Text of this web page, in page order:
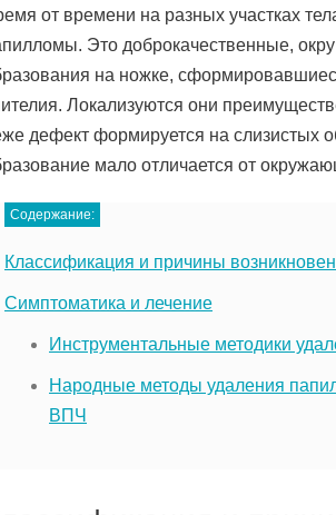
от времени на разных участках
Это доброкачественные,
на ножке,
Локализуются они
дефект формируется на слизистых
мало отличается от
Содержание:
Классификация и причины
Симптоматика и лечение
Инструментальные методики
Народные методы удаления
ВПЧ